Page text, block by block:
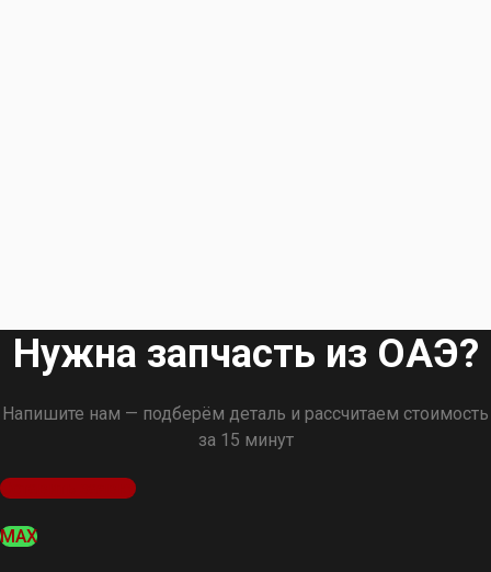
Нужна запчасть из ОАЭ?
Напишите нам — подберём деталь и рассчитаем стоимость
за 15 минут
Оставить заявку
MAX